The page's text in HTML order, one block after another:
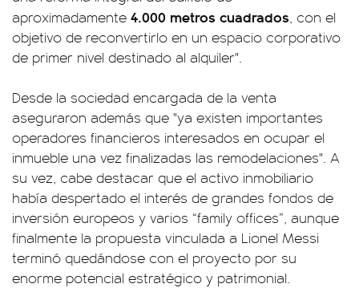
aproximadamente 4.000 metros cuadrados, con el
objetivo de reconvertirlo en un espacio corporativo
de primer nivel destinado al alquiler".
Desde la sociedad encargada de la venta
aseguraron además que "ya existen importantes
operadores financieros interesados en ocupar el
inmueble una vez finalizadas las remodelaciones". A
su vez, cabe destacar que el activo inmobiliario
había despertado el interés de grandes fondos de
inversión europeos y varios “family offices”, aunque
finalmente la propuesta vinculada a Lionel Messi
terminó quedándose con el proyecto por su
enorme potencial estratégico y patrimonial.